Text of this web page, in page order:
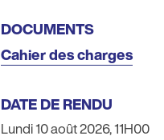
DOCUMENTS
Cahier des charges
DATE DE RENDU
Lundi 10 août 2026, 11H00